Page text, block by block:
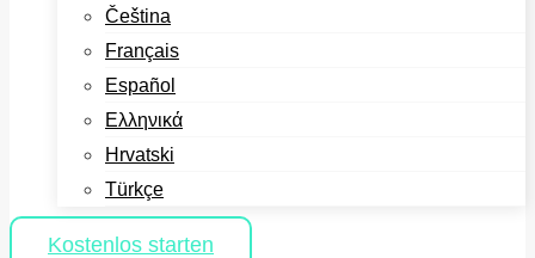
Čeština
Français
Español
Ελληνικά
Hrvatski
Türkçe
Kostenlos starten